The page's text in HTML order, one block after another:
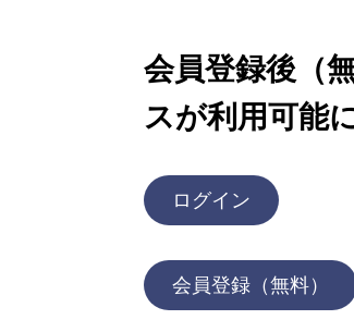
会員登録後（
スが利用可能
ログイン
会員登録（無料）